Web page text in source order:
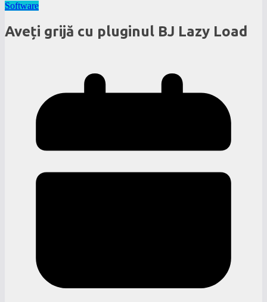
Software
Aveți grijă cu pluginul BJ Lazy Load